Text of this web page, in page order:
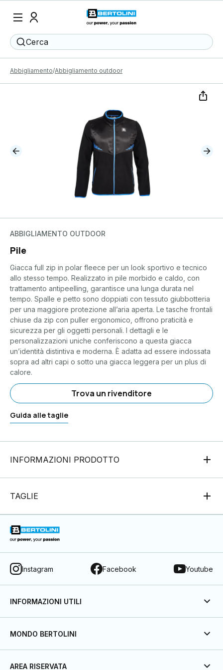
Cerca
Abbigliamento Abbigliamento outdoor
ABBIGLIAMENTO OUTDOOR
Pile
Giacca full zip in polar fleece per un look sportivo e tecnico
allo stesso tempo. Realizzato in pile morbido e caldo, con
trattamento antipeelling, garantisce una lunga durata nel
tempo. Spalle e petto sono doppiati con tessuto giubbotteria
per una maggiore protezione all’aria aperta. Le tasche frontali
chiuse da zip con puller ergonomico, offrono praticità e
sicurezza per gli oggetti personali. I dettagli e le
personalizzazioni uniche conferiscono a questa giacca
un’identità distintiva e moderna. È adatta ad essere indossata
sopra ad altri capi o sotto una giacca leggera per un plus di
calore.
Trova un rivenditore
Guida alle taglie
INFORMAZIONI PRODOTTO
TAGLIE
Instagram Facebook Youtube
INFORMAZIONI UTILI
MONDO BERTOLINI
AREA RISERVATA